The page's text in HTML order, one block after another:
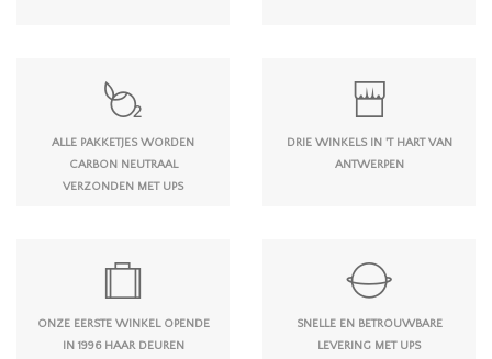
ALLE PAKKETJES WORDEN
CARBON NEUTRAAL
VERZONDEN MET UPS
DRIE WINKELS IN 'T HART VAN
ANTWERPEN
ONZE EERSTE WINKEL OPENDE
IN 1996 HAAR DEUREN
SNELLE EN BETROUWBARE
LEVERING MET UPS